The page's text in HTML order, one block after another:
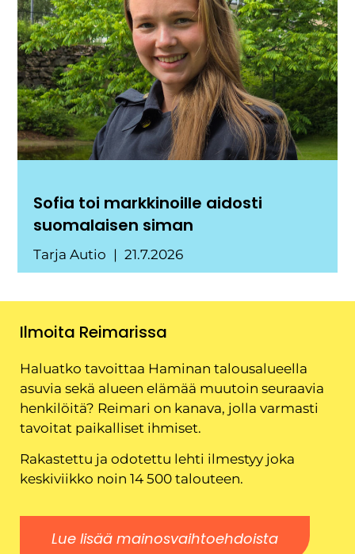
Sofia toi markkinoille aidosti
suomalaisen siman
Tarja Autio 21.7.2026
Ilmoita Reimarissa
Haluatko tavoittaa Haminan talousalueella
asuvia sekä alueen elämää muutoin seuraavia
henkilöitä? Reimari on kanava, jolla varmasti
tavoitat paikalliset ihmiset.
Rakastettu ja odotettu lehti ilmestyy joka
keskiviikko noin 14 500 talouteen.
Lue lisää mainosvaihtoehdoista